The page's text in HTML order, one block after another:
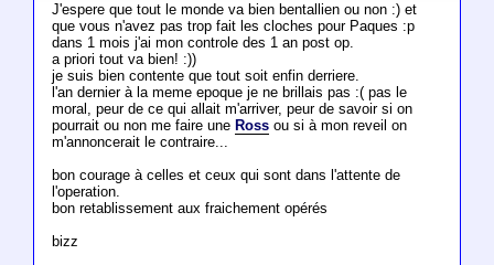
J'espere que tout le monde va bien bentallien ou non :) et
que vous n'avez pas trop fait les cloches pour Paques :p
dans 1 mois j'ai mon controle des 1 an post op.
a priori tout va bien! :))
je suis bien contente que tout soit enfin derriere.
l'an dernier à la meme epoque je ne brillais pas :( pas le
moral, peur de ce qui allait m'arriver, peur de savoir si on
pourrait ou non me faire une Rossou si à mon reveil on
m'annoncerait le contraire...
bon courage à celles et ceux qui sont dans l'attente de
l'operation.
bon retablissement aux fraichement opérés
bizz